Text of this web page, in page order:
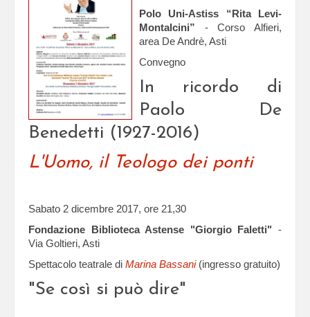
Polo Uni-Astiss “Rita Levi-
Montalcini” - Corso Alfieri,
area De Andrè, Asti
Convegno
In ricordo di
Paolo De
Benedetti (1927-2016)
L'Uomo, il Teologo dei ponti
Sabato 2 dicembre 2017, ore 21,30
Fondazione Biblioteca Astense "Giorgio Faletti" -
Via Goltieri, Asti
Spettacolo teatrale di Marina Bassani (ingresso gratuito)
"Se così si può dire"